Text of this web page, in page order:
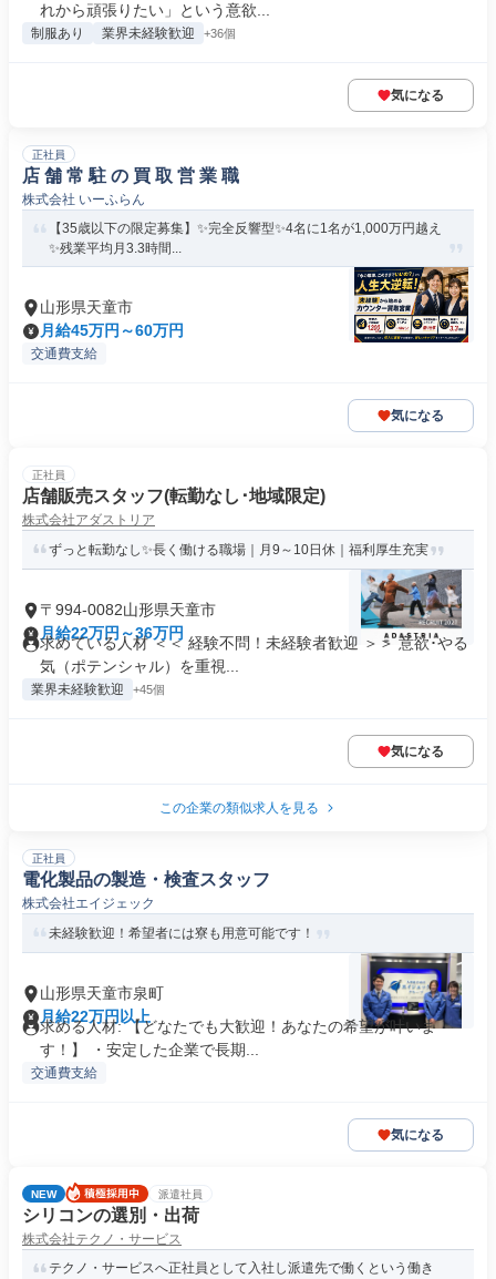
れから頑張りたい」という意欲...
制服あり 業界未経験歓迎 +36個
気になる
正社員
店 舗 常 駐 の 買 取 営 業 職
株式会社 いーふらん
【35歳以下の限定募集】✨完全反響型✨4名に1名が1,000万円越え
✨残業平均月3.3時間...
山形県天童市
月給45万円～60万円
交通費支給
気になる
正社員
店舗販売スタッフ(転勤なし･地域限定)
株式会社アダストリア
ずっと転勤なし✨長く働ける職場｜月9～10日休｜福利厚生充実
〒994-0082山形県天童市
月給22万円～36万円
求めている人材 ＜＜ 経験不問！未経験者歓迎 ＞＞ 意欲･やる
気（ポテンシャル）を重視...
業界未経験歓迎 +45個
気になる
この企業の類似求人を見る
正社員
電化製品の製造・検査スタッフ
株式会社エイジェック
未経験歓迎！希望者には寮も用意可能です！
山形県天童市泉町
月給22万円以上
求める人材: 【どなたでも大歓迎！あなたの希望が叶いま
す！】 ・安定した企業で長期...
交通費支給
気になる
NEW 派遣社員
シリコンの選別・出荷
株式会社テクノ・サービス
テクノ・サービスへ正社員として入社し派遣先で働くという働き